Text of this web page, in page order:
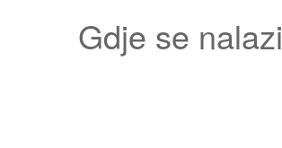
Gdje se nalazi